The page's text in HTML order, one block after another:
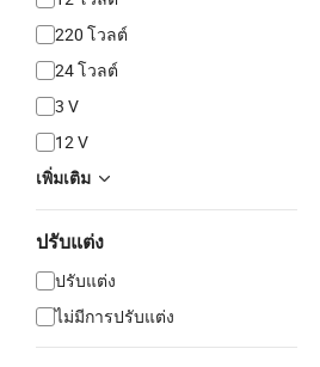
220 โวลต์
24 โวลต์
3 V
12 V
เพิ่มเติม
ปรับแต่ง
ปรับแต่ง
ไม่มีการปรับแต่ง